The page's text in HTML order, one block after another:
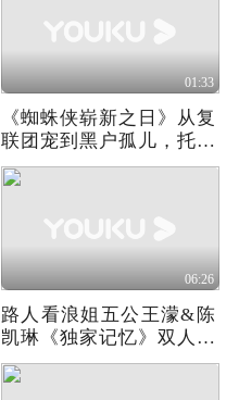
01:33
《蜘蛛侠崭新之日》从复
联团宠到黑户孤儿，托尼
看到这一幕会气疯
06:26
路人看浪姐五公王濛&陈
凯琳《独家记忆》双人合
作舞台反应！